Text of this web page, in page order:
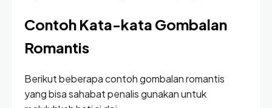
Contoh Kata-kata Gombalan
Romantis
Berikut beberapa contoh gombalan romantis
yang bisa sahabat penalis gunakan untuk